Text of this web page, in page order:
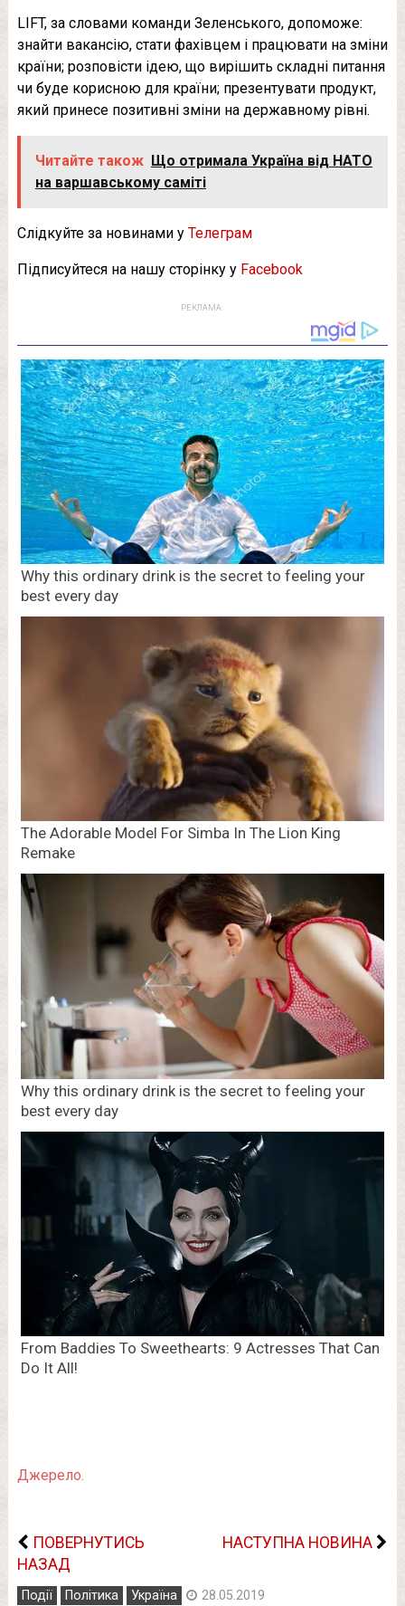
LIFT, за словами команди Зеленського, допоможе:
знайти вакансію, стати фахівцем і працювати на зміни
країни; розповісти ідею, що вирішить складні питання
чи буде корисною для країни; презентувати продукт,
який принесе позитивні зміни на державному рівні.
Читайте також Що отримала Україна від НАТО
на варшавському саміті
Слідкуйте за новинами у Телеграм
Підписуйтеся на нашу сторінку у Facebook
РЕКЛАМА:
Джерело.
ПОВЕРНУТИСЬ
НАЗАД
НАСТУПНА НОВИНА
Події Політика Україна 28.05.2019